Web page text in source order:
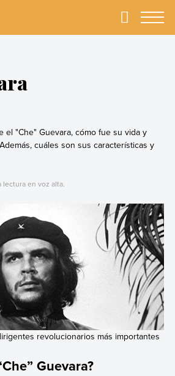
Primary
el "Che" Guevara, cómo fue su vida y
cuáles son sus características y
lectura en voz alta.
revolucionarios más importantes
Guevara?